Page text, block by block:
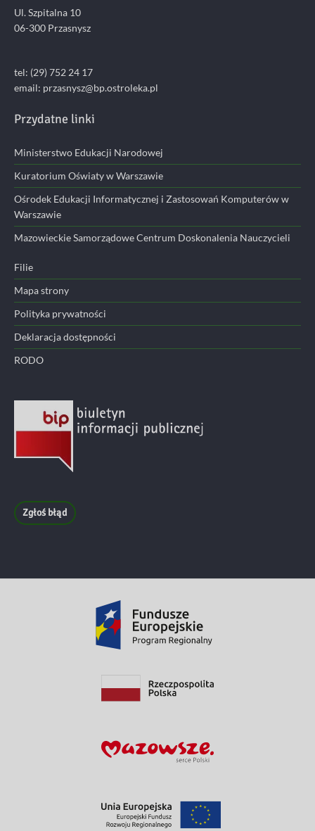
Ul. Szpitalna 10
06-300 Przasnysz
tel: (29) 752 24 17
email: przasnysz@bp.ostroleka.pl
Przydatne linki
Ministerstwo Edukacji Narodowej
Kuratorium Oświaty w Warszawie
Ośrodek Edukacji Informatycznej i Zastosowań Komputerów w
Warszawie
Mazowieckie Samorządowe Centrum Doskonalenia Nauczycieli
Filie
Mapa strony
Polityka prywatności
Deklaracja dostępności
RODO
Zgłoś błąd